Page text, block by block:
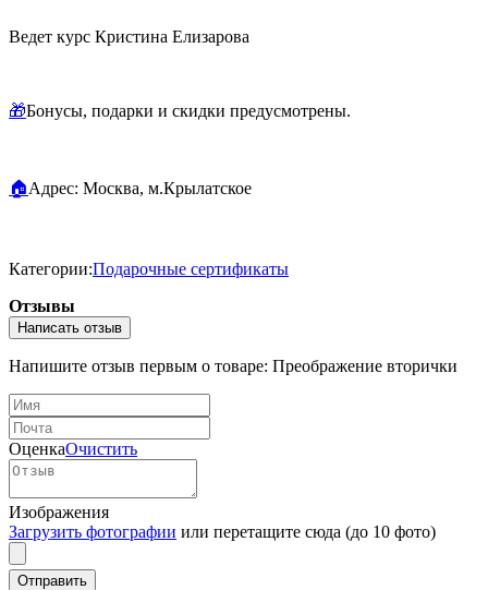
Ведет курс Кристина Елизарова
🎁Бонусы, подарки и скидки предусмотрены.
🏠Адрес: Москва, м.Крылатское
Категории:Подарочные сертификаты
Отзывы
Написать отзыв
Напишите отзыв первым о товаре: Преображение вторички
ОценкаОчистить
Изображения
Загрузить фотографии или перетащите сюда (до 10 фото)